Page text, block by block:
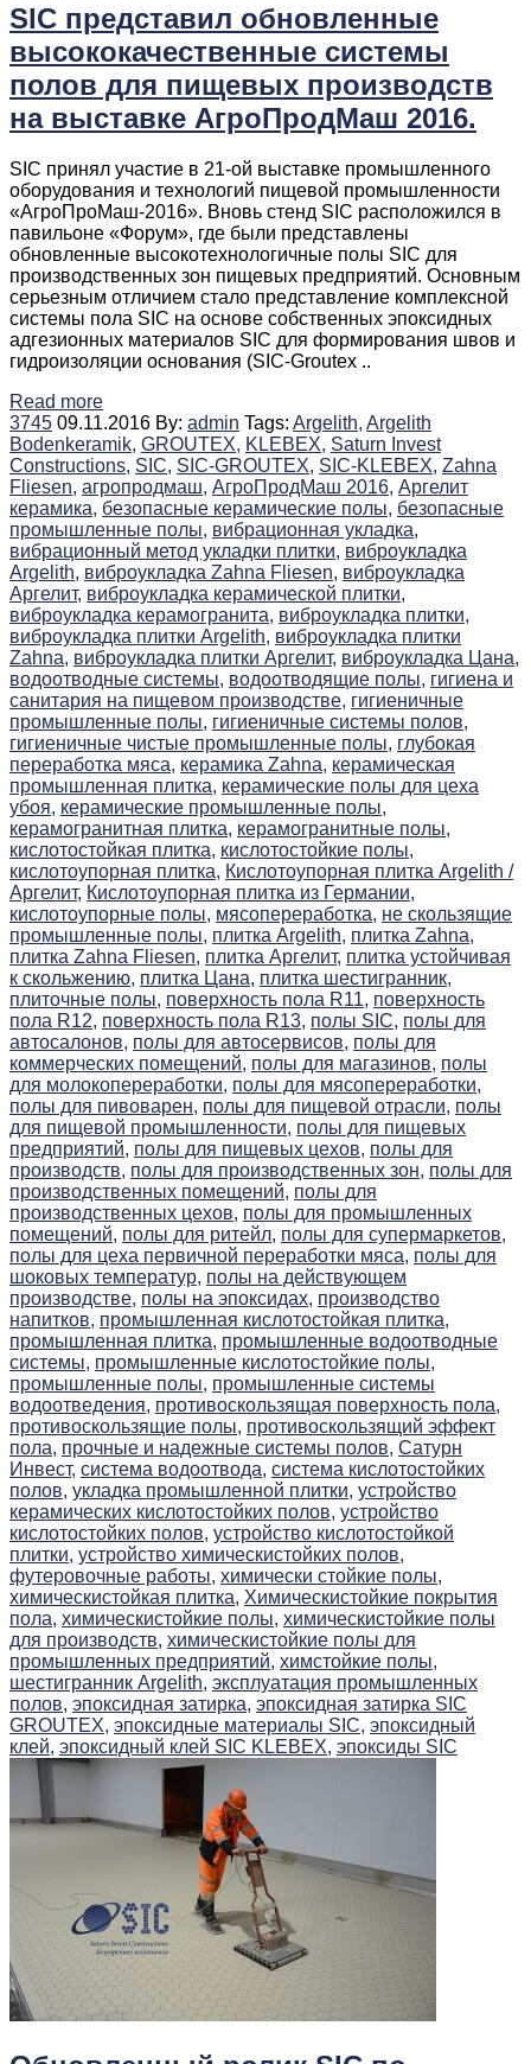
SIC представил обновленные
высококачественные системы
полов для пищевых производств
на выставке АгроПродМаш 2016.
SIC принял участие в 21-ой выставке промышленного
оборудования и технологий пищевой промышленности
«АгроПроМаш-2016». Вновь стенд SIC расположился в
павильоне «Форум», где были представлены
обновленные высокотехнологичные полы SIC для
производственных зон пищевых предприятий. Основным
серьезным отличием стало представление комплексной
системы пола SIC на основе собственных эпоксидных
адгезионных материалов SIC для формирования швов и
гидроизоляции основания (SIC-Groutex ..
Read more
3745 09.11.2016 By: admin Tags: Argelith, Argelith
Bodenkeramik, GROUTEX, KLEBEX, Saturn Invest
Constructions, SIC, SIC-GROUTEX, SIC-KLEBEX, Zahna
Fliesen, агропродмаш, АгроПродМаш 2016, Аргелит
керамика, безопасные керамические полы, безопасные
промышленные полы, вибрационная укладка,
вибрационный метод укладки плитки, виброукладка
Argelith, виброукладка Zahna Fliesen, виброукладка
Аргелит, виброукладка керамической плитки,
виброукладка керамогранита, виброукладка плитки,
виброукладка плитки Argelith, виброукладка плитки
Zahna, виброукладка плитки Аргелит, виброукладка Цана,
водоотводные системы, водоотводящие полы, гигиена и
санитария на пищевом производстве, гигиеничные
промышленные полы, гигиеничные системы полов,
гигиеничные чистые промышленные полы, глубокая
переработка мяса, керамика Zahna, керамическая
промышленная плитка, керамические полы для цеха
убоя, керамические промышленные полы,
керамогранитная плитка, керамогранитные полы,
кислотостойкая плитка, кислотостойкие полы,
кислотоупорная плитка, Кислотоупорная плитка Argelith /
Аргелит, Кислотоупорная плитка из Германии,
кислотоупорные полы, мясопереработка, не скользящие
промышленные полы, плитка Argelith, плитка Zahna,
плитка Zahna Fliesen, плитка Аргелит, плитка устойчивая
к скольжению, плитка Цана, плитка шестигранник,
плиточные полы, поверхность пола R11, поверхность
пола R12, поверхность пола R13, полы SIC, полы для
автосалонов, полы для автосервисов, полы для
коммерческих помещений, полы для магазинов, полы
для молокопереработки, полы для мясопереработки,
полы для пивоварен, полы для пищевой отрасли, полы
для пищевой промышленности, полы для пищевых
предприятий, полы для пищевых цехов, полы для
производств, полы для производственных зон, полы для
производственных помещений, полы для
производственных цехов, полы для промышленных
помещений, полы для ритейл, полы для супермаркетов,
полы для цеха первичной переработки мяса, полы для
шоковых температур, полы на действующем
производстве, полы на эпоксидах, производство
напитков, промышленная кислотостойкая плитка,
промышленная плитка, промышленные водоотводные
системы, промышленные кислотостойкие полы,
промышленные полы, промышленные системы
водоотведения, противоскользящая поверхность пола,
противоскользящие полы, противоскользящий эффект
пола, прочные и надежные системы полов, Сатурн
Инвест, система водоотвода, система кислотостойких
полов, укладка промышленной плитки, устройство
керамических кислотостойких полов, устройство
кислотостойких полов, устройство кислотостойкой
плитки, устройство химическистойких полов,
футеровочные работы, химически стойкие полы,
химическистойкая плитка, Химическистойкие покрытия
пола, химическистойкие полы, химическистойкие полы
для производств, химическистойкие полы для
промышленных предприятий, химстойкие полы,
шестигранник Argelith, эксплуатация промышленных
полов, эпоксидная затирка, эпоксидная затирка SIC
GROUTEX, эпоксидные материалы SIC, эпоксидный
клей, эпоксидный клей SIC KLEBEX, эпоксиды SIC